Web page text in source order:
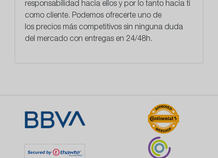
responsabilidad hacia ellos y por lo tanto hacia ti
como cliente. Podemos ofrecerte uno de
los precios más competitivos sin ninguna duda
del mercado con entregas en 24/48h.